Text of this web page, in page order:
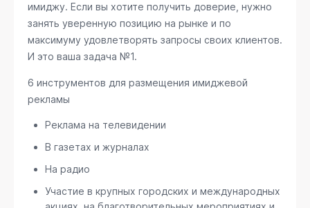
имиджу. Если вы хотите получить доверие, нужно
занять уверенную позицию на рынке и по
максимуму удовлетворять запросы своих клиентов.
И это ваша задача №1.
6 инструментов для размещения имиджевой
рекламы
Реклама на телевидении
В газетах и журналах
На радио
Участие в крупных городских и международных